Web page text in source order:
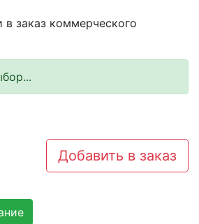
в заказ коммерческого
Добавить в заказ